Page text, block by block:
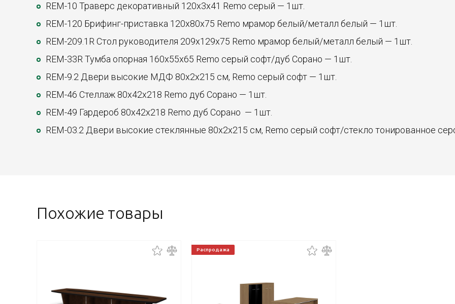
REM-10 Траверс декоративный 120x3x41 Remo серый — 1шт.
REM-120 Брифинг-приставка 120x80x75 Remo мрамор белый/металл белый — 1шт.
REM-209.1R Стол руководителя 209x129x75 Remo мрамор белый/металл белый — 1шт.
REM-33R Тумба опорная 160x55x65 Remo серый софт/дуб Сорано — 1шт.
REM-9.2 Двери высокие МДФ 80x2x215 см, Remo серый софт — 1шт.
REM-46 Стеллаж 80x42x218 Remo дуб Сорано — 1шт.
REM-49 Гардероб 80x42x218 Remo дуб Сорано — 1шт.
REM-03.2 Двери высокие стеклянные 80x2x215 см, Remo серый софт/стекло тонированное
Похожие товары
Распродажа